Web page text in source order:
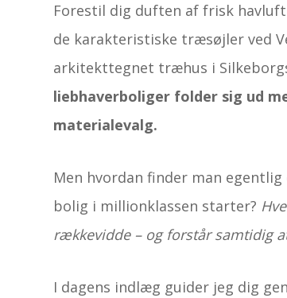
Forestil dig duften af frisk
de karakteristiske træsøjler ved
arkitekttegnet træhus i
liebhaverboliger folder sig ud
materialevalg.
Men hvordan finder man
bolig i millionklassen starter?
rækkevidde – og forstår samtidig
I dagens indlæg guider jeg dig